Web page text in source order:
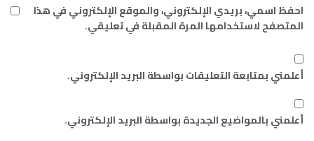
احفظ اسمي، بريدي الإلكتروني، والموقع الإلكتروني في هذا
المتصفح لاستخدامها المرة المقبلة في تعليقي.
أعلمني بمتابعة التعليقات بواسطة البريد الإلكتروني.
أعلمني بالمواضيع الجديدة بواسطة البريد الإلكتروني.